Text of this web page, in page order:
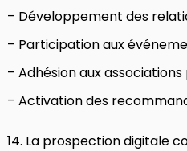
– Développement des
– Participation aux
– Adhésion aux
– Activation des
14. La prospection digitale